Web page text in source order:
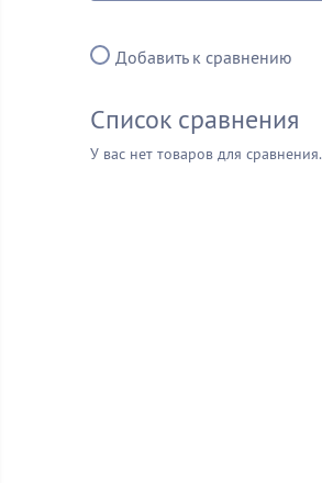
Добавить к сравнению
Список сравнения
У вас нет товаров для сравнения.